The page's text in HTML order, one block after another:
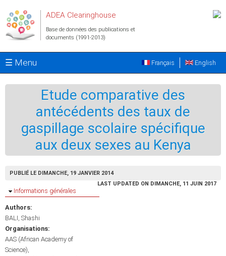
ADEA Clearinghouse
Base de données des publications et
documents (1991-2013)
☰ Menu English
Français
Etude comparative des
antécédents des taux de
gaspillage scolaire spécifique
aux deux sexes au Kenya
PUBLIÉ LE DIMANCHE, 19 JANVIER 2014
LAST UPDATED ON DIMANCHE, 11 JUIN 2017
Masquer
Informations générales
Authors:
BALI, Shashi
Organisations:
AAS (African Academy of
Science)